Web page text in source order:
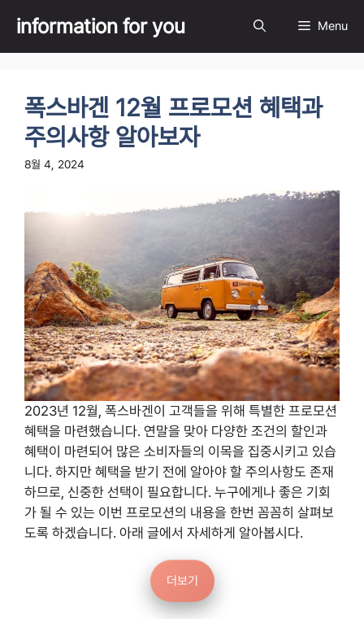
content
information for you Menu
폭스바겐 12월 프로모션 혜택과
주의사항 알아보자
8월 4, 2024
2023년 12월, 폭스바겐이 고객들을 위해 특별한 프로모션
혜택을 마련했습니다. 연말을 맞아 다양한 조건의 할인과
혜택이 마련되어 많은 소비자들의 이목을 집중시키고 있습
니다. 하지만 혜택을 받기 전에 알아야 할 주의사항도 존재
하므로, 신중한 선택이 필요합니다. 누구에게나 좋은 기회
가 될 수 있는 이번 프로모션의 내용을 한번 꼼꼼히 살펴보
도록 하겠습니다. 아래 글에서 자세하게 알아봅시다.
더보기